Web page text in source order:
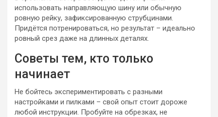
использовать направляющую шину или обычную
ровную рейку, зафиксированную струбцинами.
Придётся потренироваться, но результат – идеально
ровный срез даже на длинных деталях.
Советы тем, кто только
начинает
Не бойтесь экспериментировать с разными
настройками и пилками – свой опыт стоит дороже
любой инструкции. Пробуйте на обрезках, не